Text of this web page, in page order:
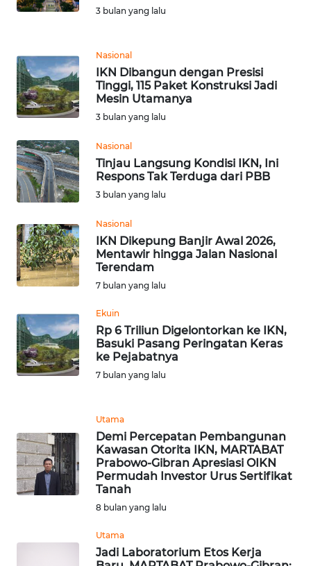
3 bulan yang lalu
Nasional
IKN Dibangun dengan Presisi
Tinggi, 115 Paket Konstruksi Jadi
Mesin Utamanya
3 bulan yang lalu
Nasional
Tinjau Langsung Kondisi IKN, Ini
Respons Tak Terduga dari PBB
3 bulan yang lalu
Nasional
IKN Dikepung Banjir Awal 2026,
Mentawir hingga Jalan Nasional
Terendam
7 bulan yang lalu
Ekuin
Rp 6 Triliun Digelontorkan ke IKN,
Basuki Pasang Peringatan Keras
ke Pejabatnya
7 bulan yang lalu
Utama
Demi Percepatan Pembangunan
Kawasan Otorita IKN, MARTABAT
Prabowo-Gibran Apresiasi OIKN
Permudah Investor Urus Sertifikat
Tanah
8 bulan yang lalu
Utama
Jadi Laboratorium Etos Kerja
DISCLAIMER
News
Regional
WN
WN
JAKARTA
JABAR
WN
BANTEN
WN
NTT
WN
PAPUA
WN
PAPUA